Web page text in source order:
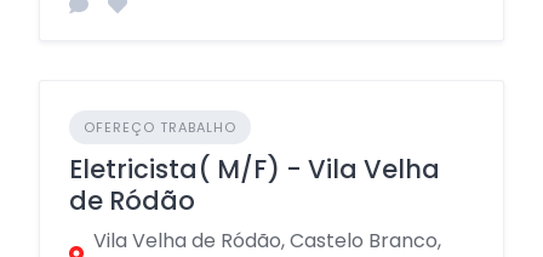
OFEREÇO TRABALHO
Eletricista( M/F) - Vila Velha
de Ródão
Vila Velha de Ródão, Castelo Branco,